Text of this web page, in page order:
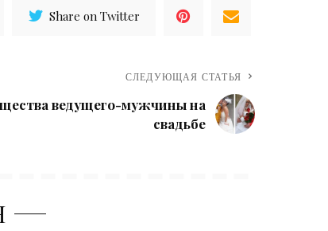
Share on Twitter
СЛЕДУЮЩАЯ СТАТЬЯ
ведущего-мужчины на
свадьбе